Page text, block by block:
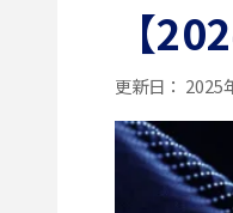
【
更新日： 2025